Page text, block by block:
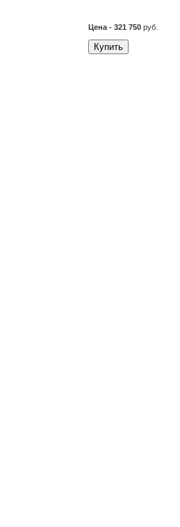
Цена - 321 750 руб.